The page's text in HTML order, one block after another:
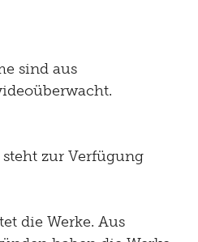
sind aus
zur Verfügung
die Werke. Aus